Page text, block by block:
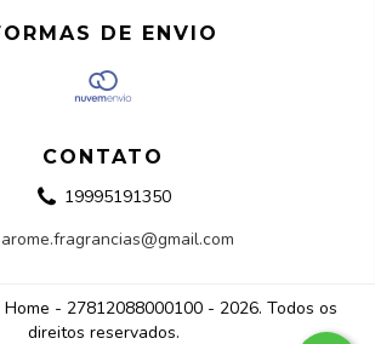
DE ENVIO
CONTATO
19995191350
arome.fragrancias@gmail.com
- 27812088000100 - 2026. Todos os
direitos reservados.